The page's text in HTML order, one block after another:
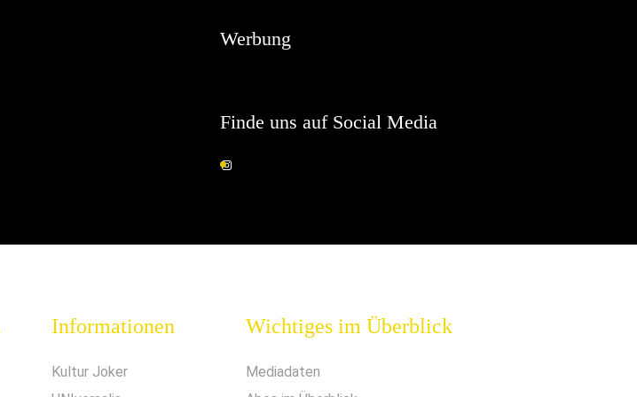
Werbung
Finde uns auf Social Media
Informationen
Kultur Joker
Wichtiges im Überblick
Mediadaten